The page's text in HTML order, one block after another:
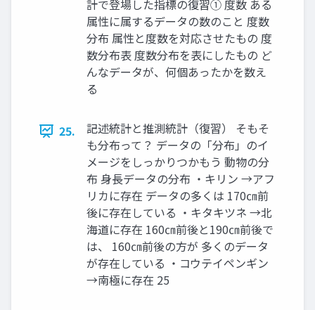
計で登場した指標の復習① 度数 ある
属性に属するデータの数のこと 度数
分布 属性と度数を対応させたもの 度
数分布表 度数分布を表にしたもの ど
んなデータが、何個あったかを数え
る
25.
記述統計と推測統計（復習） そもそ
も分布って？ データの「分布」のイ
メージをしっかりつかもう 動物の分
布 身長データの分布 ・キリン →アフ
リカに存在 データの多くは 170㎝前
後に存在している ・キタキツネ →北
海道に存在 160㎝前後と190㎝前後で
は、 160㎝前後の方が 多くのデータ
が存在している ・コウテイペンギン
→南極に存在 25